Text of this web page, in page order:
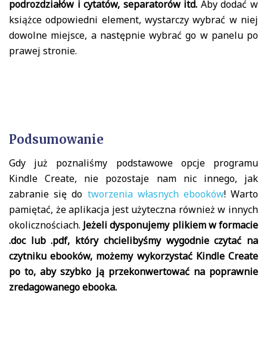
podrozdziałów i cytatów, separatorów itd. Aby dodać w
książce odpowiedni element, wystarczy wybrać w niej
dowolne miejsce, a następnie wybrać go w panelu po
prawej stronie.
Podsumowanie
Gdy już poznaliśmy podstawowe opcje programu
Kindle Create, nie pozostaje nam nic innego, jak
zabranie się do tworzenia własnych ebooków! Warto
pamiętać, że aplikacja jest użyteczna również w innych
okolicznościach. Jeżeli dysponujemy plikiem w formacie
.doc lub .pdf, który chcielibyśmy wygodnie czytać na
czytniku ebooków, możemy wykorzystać Kindle Create
po to, aby szybko ją przekonwertować na poprawnie
zredagowanego ebooka.